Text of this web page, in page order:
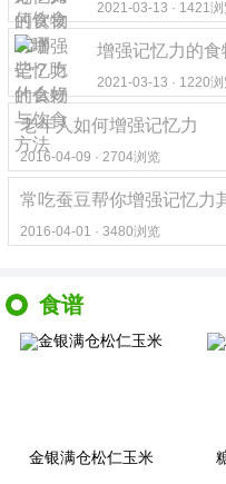
2021-03-13 · 1421浏
增强记忆力的
2021-03-13 · 1220浏
老年人如何增强记忆力
2016-04-09 · 2704浏览
常吃蚕豆帮你增强记忆力
2016-04-01 · 3480浏览
食谱
金银满仓松仁玉米